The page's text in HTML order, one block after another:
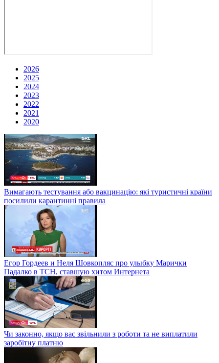
2026
2025
2024
2023
2022
2021
2020
Вимагають тестування або вакцинацію: які туристичні країни
посилили карантинні правила
Егор Гордеев и Неля Шовкопляс про улыбку Марички
Падалко в ТСН, ставшую хитом Интернета
Чи законно, якщо вас звільнили з роботи та не виплатили
заробітну платню